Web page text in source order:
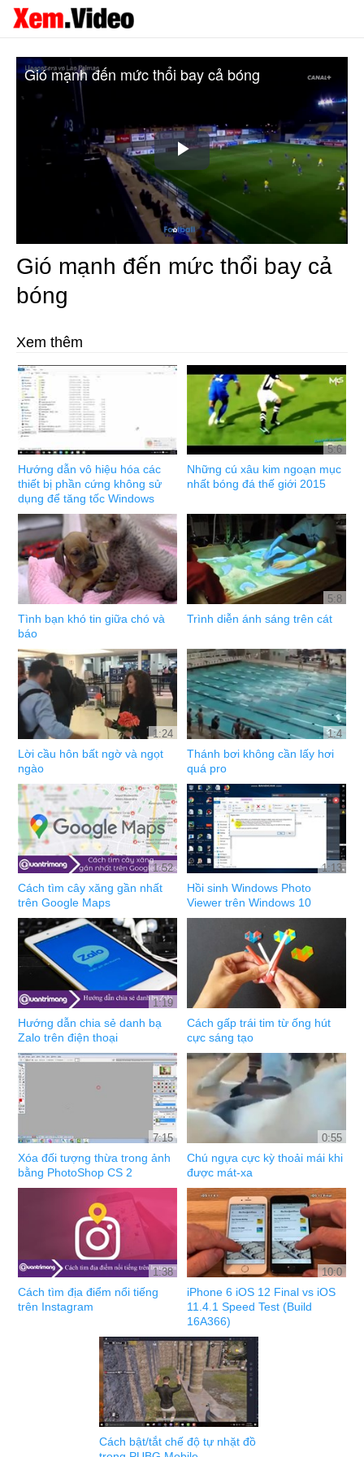
Play
Video
Gió mạnh đến mức thổi bay cả bóng
Gió mạnh đến mức thổi bay cả
bóng
Xem thêm
Hướng dẫn vô hiệu hóa các
thiết bị phần cứng không sử
dụng để tăng tốc Windows
5:6
Những cú xâu kim ngoạn mục
nhất bóng đá thế giới 2015
Tình bạn khó tin giữa chó và
báo
5:8
Trình diễn ánh sáng trên cát
1:24
Lời cầu hôn bất ngờ và ngọt
ngào
1:4
Thánh bơi không cần lấy hơi
quá pro
1:52
Cách tìm cây xăng gần nhất
trên Google Maps
1:13
Hồi sinh Windows Photo
Viewer trên Windows 10
1:19
Hướng dẫn chia sẻ danh bạ
Zalo trên điện thoại
Cách gấp trái tim từ ống hút
cực sáng tạo
7:15
Xóa đối tượng thừa trong ảnh
bằng PhotoShop CS 2
0:55
Chú ngựa cực kỳ thoải mái khi
được mát-xa
1:38
Cách tìm địa điểm nổi tiếng
trên Instagram
10:0
iPhone 6 iOS 12 Final vs iOS
11.4.1 Speed Test (Build
16A366)
Cách bật/tắt chế độ tự nhặt đồ